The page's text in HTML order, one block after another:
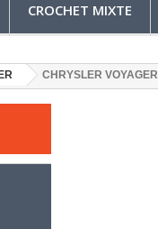
CROCHET MIXTE
CHRYSLER VOYAGER